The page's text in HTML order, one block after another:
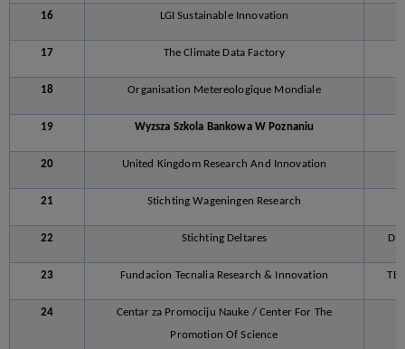
16 LGI Sustainable Innovation
17 The Climate Data Factory
18 Organisation Metereologique Mondiale
19 Wyzsza Szkola Bankowa W Poznaniu
20 United Kingdom Research And Innovation
21 Stichting Wageningen Research
22 Stichting Deltares
23 Fundacion Tecnalia Research & Innovation
24
Centar za Promociju Nauke / Center For The
Promotion Of Science